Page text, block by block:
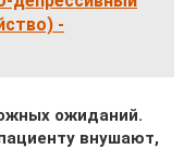
-
ожиданий.
внушают,